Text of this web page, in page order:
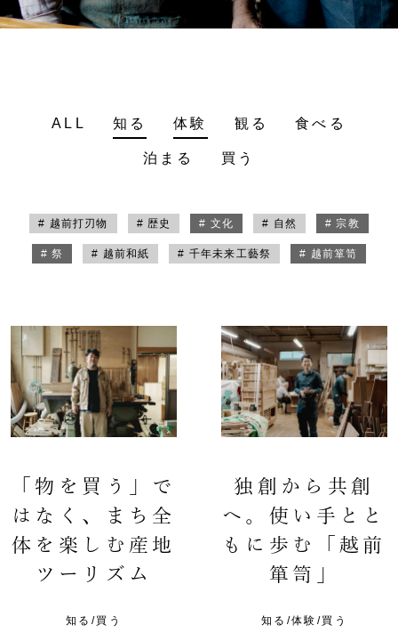
ALL 知る 体験 観る 食べる
泊まる 買う
# 越前打刃物 # 歴史 # 文化 # 自然 # 宗教
# 祭 # 越前和紙 # 千年未来工藝祭 # 越前箪笥
「物を買う」で
はなく、まち全
体を楽しむ産地
ツーリズム
知る/買う
独創から共創
へ。使い手とと
もに歩む「越前
箪笥」
知る/体験/買う